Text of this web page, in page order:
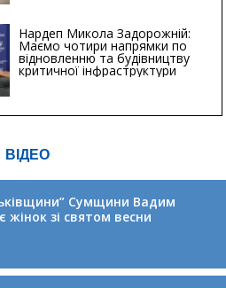
Нардеп Микола Задорожній:
Маємо чотири напрямки по
відновленню та будівництву
критичної інфраструктури
ВІДЕО
Сумщини Вадим
жінок зі святом весни